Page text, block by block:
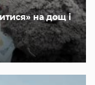
на дощ і